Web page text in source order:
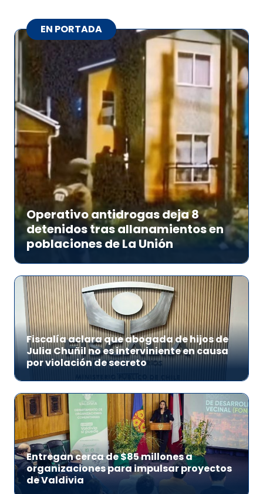
EN PORTADA
Operativo antidrogas deja 8
detenidos tras allanamientos en
poblaciones de La Unión
Fiscalía aclara que abogada de hijos de
Julia Chuñil no es interviniente en causa
por violación de secreto
Entregan cerca de $85 millones a
organizaciones para impulsar proyectos
de Valdivia